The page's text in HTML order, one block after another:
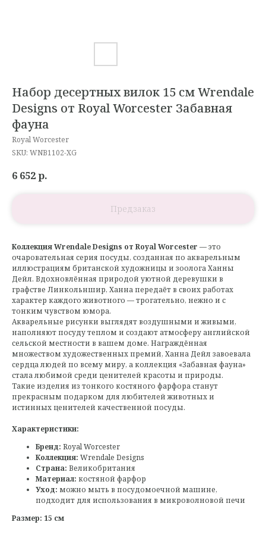
Набор десертных вилок 15 см Wrendale
Designs от Royal Worcester Забавная
фауна
Royal Worcester
SKU: WNB1102-XG
6 652р.
Коллекция Wrendale Designs от Royal Worcester — это
очаровательная серия посуды, созданная по акварельным
иллюстрациям британской художницы и зоолога Ханны
Дейл. Вдохновлённая природой уютной деревушки в
графстве Линкольншир, Ханна передаёт в своих работах
характер каждого животного — трогательно, нежно и с
тонким чувством юмора.
Акварельные рисунки выглядят воздушными и живыми,
наполняют посуду теплом и создают атмосферу английской
сельской местности в вашем доме. Награждённая
множеством художественных премий, Ханна Дейл завоевала
сердца людей по всему миру, а коллекция «Забавная фауна»
стала любимой среди ценителей красоты и природы.
Такие изделия из тонкого костяного фарфора станут
прекрасным подарком для любителей животных и
истинных ценителей качественной посуды.
Характеристики:
Бренд: Royal Worcester
Коллекция: Wrendale Designs
Страна: Великобритания
Материал: костяной фарфор
Уход: можно мыть в посудомоечной машине,
подходит для использования в микроволновой печи
Размер: 15 см